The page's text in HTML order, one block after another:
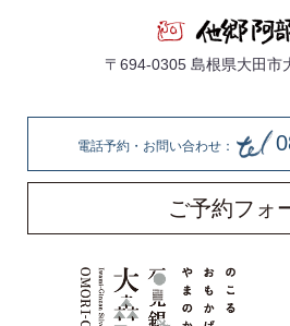
〒694-0305 島根県大田市
電話予約・お問い合わせ：
ご予約フォ